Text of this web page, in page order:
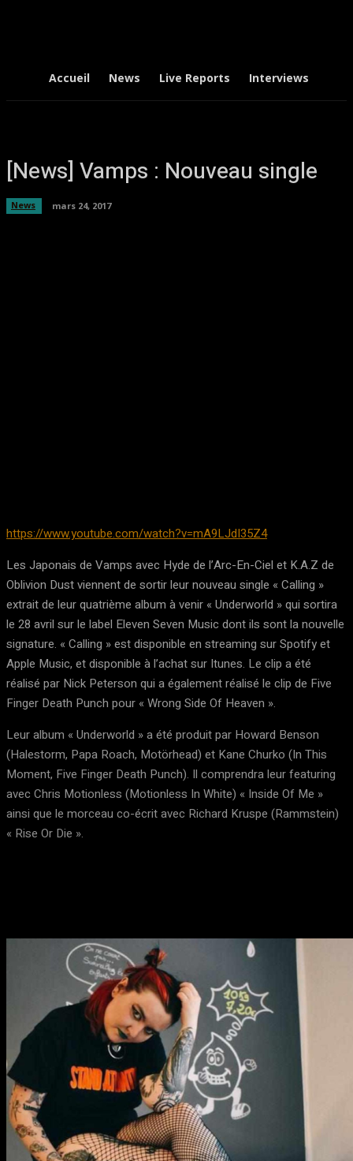
Accueil News Live Reports Interviews
[News] Vamps : Nouveau single
News mars 24, 2017
https://www.youtube.com/watch?v=mA9LJdI35Z4
Les Japonais de Vamps avec Hyde de l’Arc-En-Ciel et K.A.Z de
Oblivion Dust viennent de sortir leur nouveau single « Calling »
extrait de leur quatrième album à venir « Underworld » qui sortira
le 28 avril sur le label Eleven Seven Music dont ils sont la nouvelle
signature. « Calling » est disponible en streaming sur Spotify et
Apple Music, et disponible à l’achat sur Itunes. Le clip a été
réalisé par Nick Peterson qui a également réalisé le clip de Five
Finger Death Punch pour « Wrong Side Of Heaven ».
Leur album « Underworld » a été produit par Howard Benson
(Halestorm, Papa Roach, Motörhead) et Kane Churko (In This
Moment, Five Finger Death Punch). Il comprendra leur featuring
avec Chris Motionless (Motionless In White) « Inside Of Me »
ainsi que le morceau co-écrit avec Richard Kruspe (Rammstein)
« Rise Or Die ».